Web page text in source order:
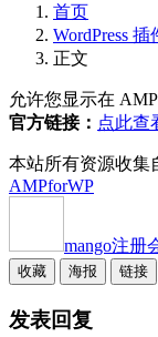
首页
WordPress 插
正文
允许您显示在
官方链接： 点此查
本站所有资源收集
AMPforWP
mango注册
收藏 海报 链接
发表回复